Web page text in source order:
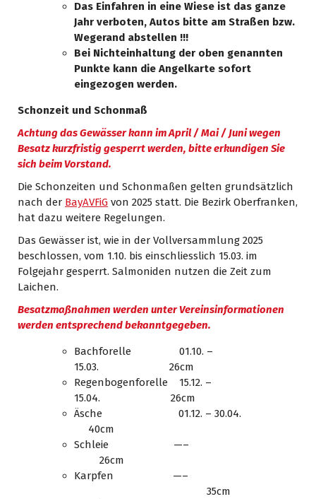
Das Einfahren in eine Wiese ist das ganze
Jahr verboten, Autos bitte am Straßen bzw.
Wegerand abstellen !!!
Bei Nichteinhaltung der oben genannten
Punkte kann die Angelkarte sofort
eingezogen werden.
Schonzeit und Schonmaß
Achtung das Gewässer kann im April / Mai / Juni wegen
Besatz kurzfristig gesperrt werden, bitte erkundigen Sie
sich beim Vorstand.
Die Schonzeiten und Schonmaßen gelten grundsätzlich
nach der BayAVFiG von 2025 statt. Die Bezirk Oberfranken,
hat dazu weitere Regelungen.
Das Gewässer ist, wie in der Vollversammlung 2025
beschlossen, vom 1.10. bis einschliesslich 15.03. im
Folgejahr gesperrt. Salmoniden nutzen die Zeit zum
Laichen.
Besatzmaßnahmen werden unter Vereinsinformationen
werden entsprechend bekanntgegeben.
Bachforelle 01.10. –
15.03. 26cm
Regenbogenforelle 15.12. –
15.04. 26cm
Äsche 01.12. – 30.04.
40cm
Schleie —–
26cm
Karpfen —–
35cm